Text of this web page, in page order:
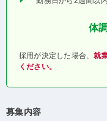
体
採用が決定した場合、就
ください。
募集内容